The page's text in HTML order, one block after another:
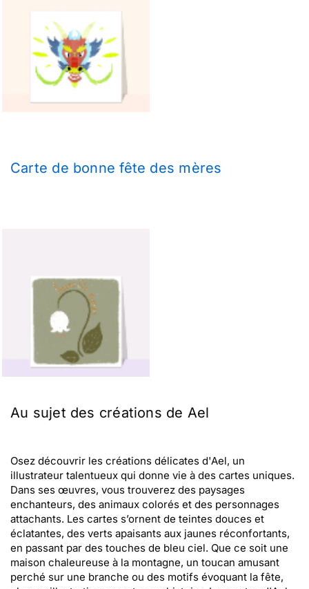
Carte de bonne fête des mères
Au sujet des créations de Ael
Osez découvrir les créations délicates d'Ael, un
illustrateur talentueux qui donne vie à des cartes uniques.
Dans ses œuvres, vous trouverez des paysages
enchanteurs, des animaux colorés et des personnages
attachants. Les cartes s’ornent de teintes douces et
éclatantes, des verts apaisants aux jaunes réconfortants,
en passant par des touches de bleu ciel. Que ce soit une
maison chaleureuse à la montagne, un toucan amusant
perché sur une branche ou des motifs évoquant la fête,